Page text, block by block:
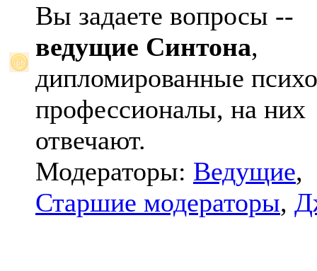
Вы задаете вопросы --
ведущие Синтона,
дипломированные
профессионалы, на них
отвечают.
Модераторы: Ведущие,
Старшие модераторы,